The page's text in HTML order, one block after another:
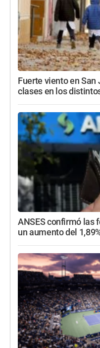
Fuerte viento en
clases en los
ANSES confirmó las
un aumento del